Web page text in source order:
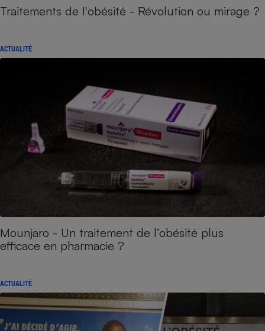
Traitements de l'obésité - Révolution ou mirage ?
ACTUALITÉ
Mounjaro - Un traitement de l’obésité plus
efficace en pharmacie ?
ACTUALITÉ